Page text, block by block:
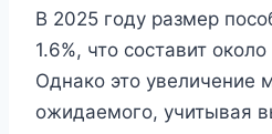
В 2025 году размер
1.6%, что составит
Однако это увеличение
ожидаемого, учитывая